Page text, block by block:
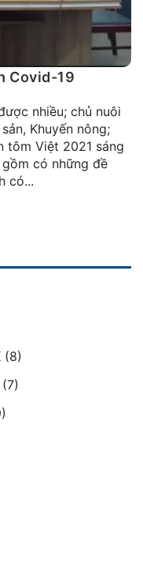
(8)
(7)
Covid-19
nhiều; chủ nuôi
Khuyến nông;
tôm Việt 2021 sáng
có những đề
có...